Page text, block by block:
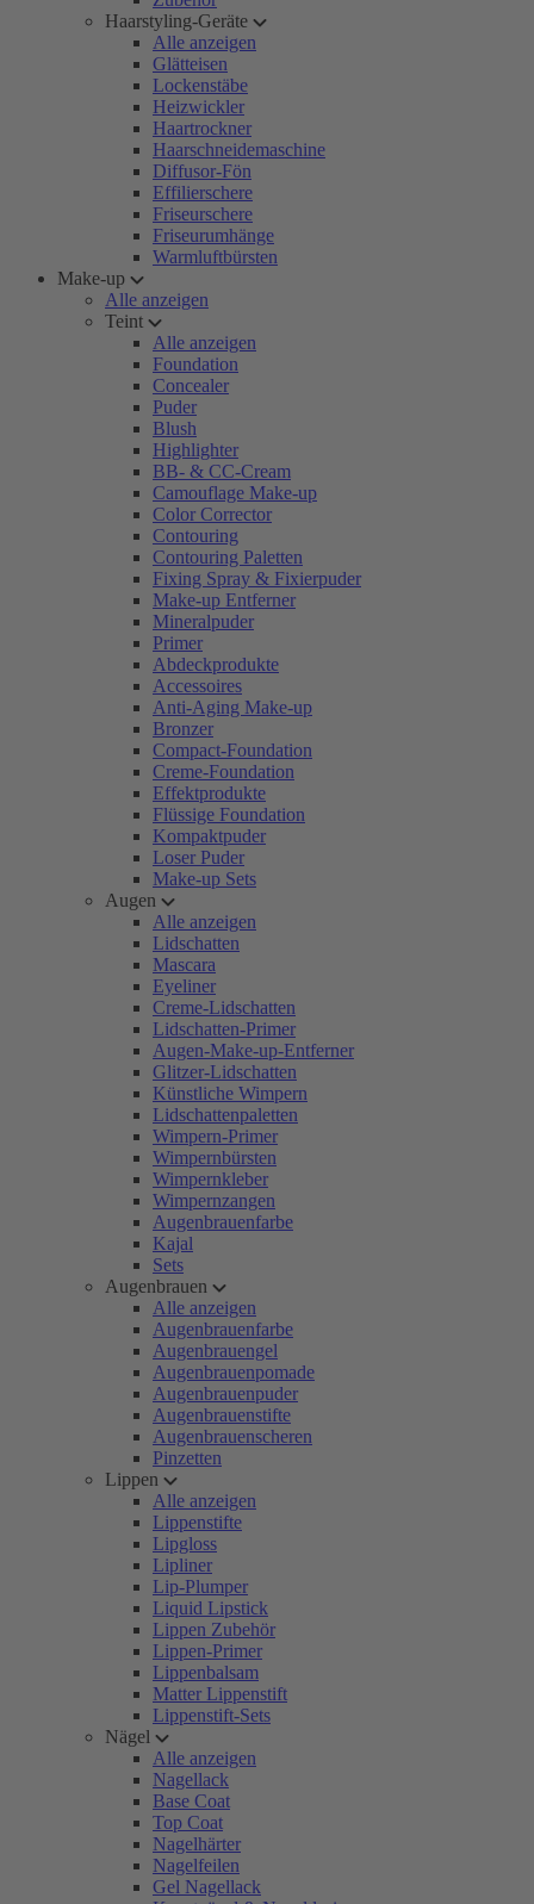
Haarstyling-Geräte
Alle anzeigen
Glätteisen
Lockenstäbe
Heizwickler
Haartrockner
Haarschneidemaschine
Diffusor-Fön
Effilierschere
Friseurschere
Friseurumhänge
Warmluftbürsten
Make-up
Alle anzeigen
Teint
Alle anzeigen
Foundation
Concealer
Puder
Blush
Highlighter
BB- & CC-Cream
Camouflage Make-up
Color Corrector
Contouring
Contouring Paletten
Fixing Spray & Fixierpuder
Make-up Entferner
Mineralpuder
Primer
Abdeckprodukte
Accessoires
Anti-Aging Make-up
Bronzer
Compact-Foundation
Creme-Foundation
Effektprodukte
Flüssige Foundation
Kompaktpuder
Loser Puder
Make-up Sets
Augen
Alle anzeigen
Lidschatten
Mascara
Eyeliner
Creme-Lidschatten
Lidschatten-Primer
Augen-Make-up-Entferner
Glitzer-Lidschatten
Künstliche Wimpern
Lidschattenpaletten
Wimpern-Primer
Wimpernbürsten
Wimpernkleber
Wimpernzangen
Augenbrauenfarbe
Kajal
Sets
Augenbrauen
Alle anzeigen
Augenbrauenfarbe
Augenbrauengel
Augenbrauenpomade
Augenbrauenpuder
Augenbrauenstifte
Augenbrauenscheren
Pinzetten
Lippen
Alle anzeigen
Lippenstifte
Lipgloss
Lipliner
Lip-Plumper
Liquid Lipstick
Lippen Zubehör
Lippen-Primer
Lippenbalsam
Matter Lippenstift
Lippenstift-Sets
Nägel
Alle anzeigen
Nagellack
Base Coat
Top Coat
Nagelhärter
Nagelfeilen
Gel Nagellack